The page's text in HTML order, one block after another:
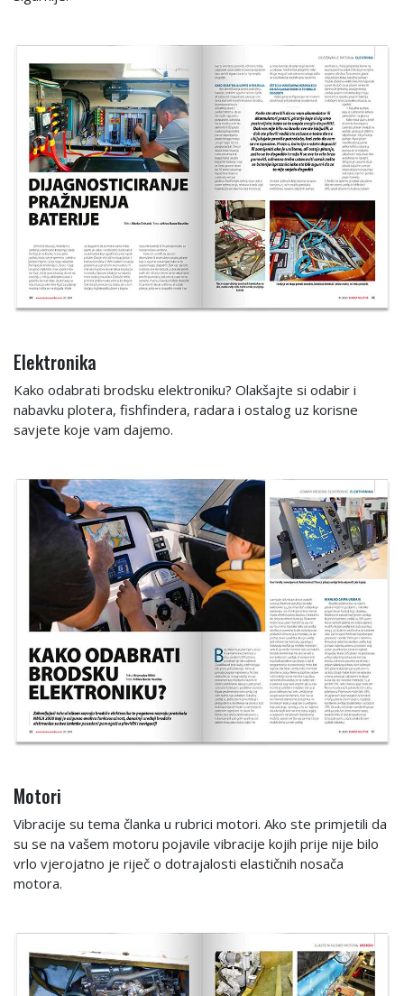
Elektronika
Kako odabrati brodsku elektroniku? Olakšajte si odabir i
nabavku plotera, fishfindera, radara i ostalog uz korisne
savjete koje vam dajemo.
Motori
Vibracije su tema članka u rubrici motori. Ako ste primjetili da
su se na vašem motoru pojavile vibracije kojih prije nije bilo
vrlo vjerojatno je riječ o dotrajalosti elastičnih nosača
motora.